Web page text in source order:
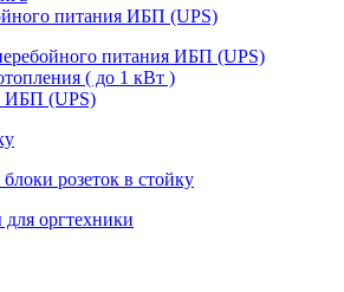
питания ИБП (UPS)
питания ИБП (UPS)
( до 1 кВт )
ИБП (UPS)
розеток в стойку
оргтехники